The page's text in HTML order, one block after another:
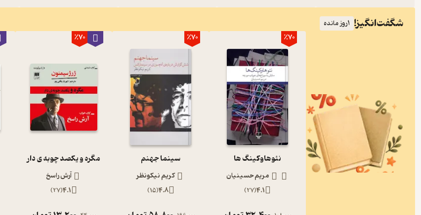
شگفت‌انگیز! 1روز مانده
٪70
نئوهاوکینگ ها
مریم حسینیان
4.1
(
27
)
٪70
سینما جهنم
کریم نیکونظر
4.8
(
15
)
٪70
مگره و یکصد چوبه ی دار
آرش راسخ
4.1
(
27
)